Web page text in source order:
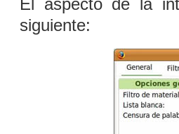
siguiente: